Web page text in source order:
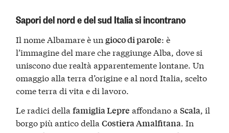
Sapori del nord e del sud Italia si incontrano
Il nome Albamare è ungioco di parole: è
l’immagine del mare che raggiunge Alba, dove si
uniscono due realtà apparentemente lontane. Un
omaggio alla terra d’origine e al nord Italia, scelto
come terra di vita e di lavoro.
Le radici dellafamiglia Lepre affondano aScala, il
borgo più antico dellaCostiera Amalfitana. In